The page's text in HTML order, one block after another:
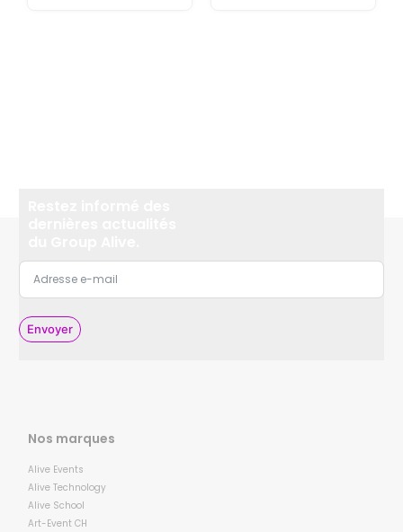
Envoyer
Nos marques
Alive Events
Alive Technology
Alive School
Art-Event CH